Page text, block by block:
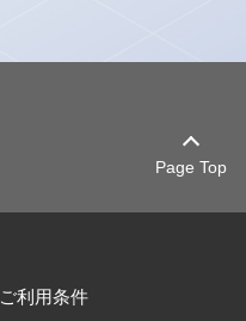
Page Top
ご利用条件